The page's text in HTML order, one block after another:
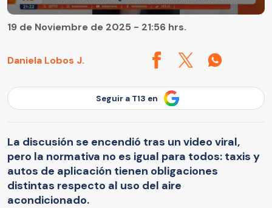
Daniela Lobos J.
19 de Noviembre de 2025 - 21:56 hrs.
Seguir a T13 en
La discusión se encendió tras un video viral,
pero la normativa no es igual para todos: taxis y
autos de aplicación tienen obligaciones
distintas respecto al uso del aire
acondicionado.